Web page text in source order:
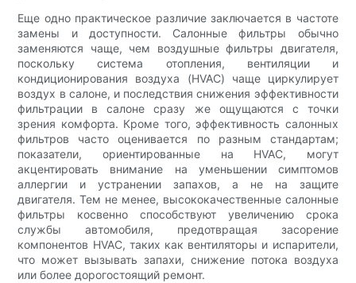
Еще одно практическое различие заключается в частоте
замены и доступности. Салонные фильтры обычно
заменяются чаще, чем воздушные фильтры двигателя,
поскольку система отопления, вентиляции и
кондиционирования воздуха (HVAC) чаще циркулирует
воздух в салоне, и последствия снижения эффективности
фильтрации в салоне сразу же ощущаются с точки
зрения комфорта. Кроме того, эффективность салонных
фильтров часто оценивается по разным стандартам;
показатели, ориентированные на HVAC, могут
акцентировать внимание на уменьшении симптомов
аллергии и устранении запахов, а не на защите
двигателя. Тем не менее, высококачественные салонные
фильтры косвенно способствуют увеличению срока
службы автомобиля, предотвращая засорение
компонентов HVAC, таких как вентиляторы и испарители,
что может вызывать запахи, снижение потока воздуха
или более дорогостоящий ремонт.